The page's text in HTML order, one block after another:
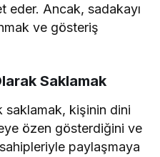
eder. Ancak, sadakayı
ve gösteriş
Saklamak
saklamak, kişinin dini
özen gösterdiğini ve
sahipleriyle paylaşmaya